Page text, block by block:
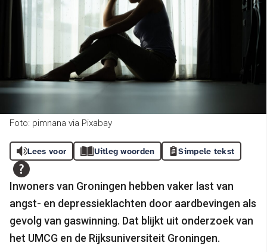
Foto: pimnana via Pixabay
Lees voor Uitleg woorden Simpele tekst
Inwoners van Groningen hebben vaker last van
angst- en depressieklachten door aardbevingen als
gevolg van gaswinning. Dat blijkt uit onderzoek van
het UMCG en de Rijksuniversiteit Groningen.